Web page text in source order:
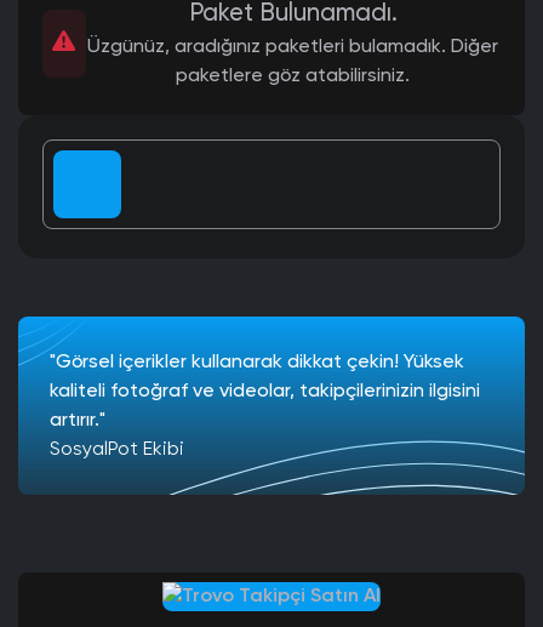
Paket Bulunamadı.
Üzgünüz, aradığınız paketleri bulamadık. Diğer
paketlere göz atabilirsiniz.
"Görsel içerikler kullanarak dikkat çekin! Yüksek
kaliteli fotoğraf ve videolar, takipçilerinizin ilgisini
artırır."
SosyalPot Ekibi